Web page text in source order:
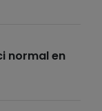
normal en